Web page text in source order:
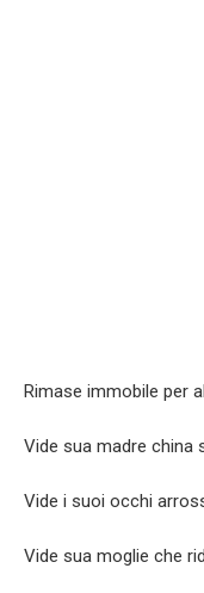
Rimase immobile per
Vide sua madre china
Vide i suoi occhi
Vide sua moglie che